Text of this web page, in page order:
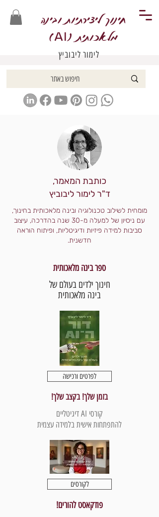
חינוך ליצירתיות ובינה
מלאכותית (AI
)
לימור ליבוביץ
כותבת המאמר,
ד"ר לימור ליבוביץ
מומחית לשילוב טכנולוגיה ובינה מלאכותית בחינוך,
עם ניסיון של למעלה מ-30 שנה בהדרכה, עיצוב
סביבות למידה פיזיות ודיגיטליות, ופיתוח הוראה
חדשנית.
ספר בינה מלאכותית
חינוך ילדים בעולם של
בינה מלאכותית
לפרטים ורכישה
בזמן שלך! בקצב שלך!
קורסי AI דיגיטליים
להתפתחות אישית בלמידה עצמית
לקורסים
פודקאסט להורים!